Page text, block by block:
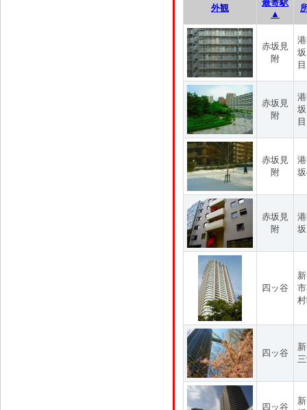
外観
最寄駅
▲
赤坂見
附
目
赤坂見
附
目
赤坂見
附
赤坂見
附
四ッ谷
四ッ谷
四ッ谷